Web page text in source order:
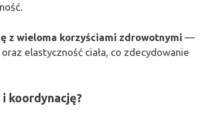
z wieloma korzyściami zdrowotnymi —
elastyczność ciała, co zdecydowanie
koordynację?